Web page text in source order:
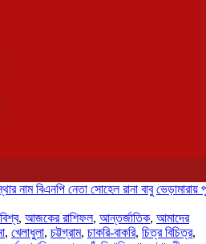
নেতা সোহেল রানা বাবু ভেড়ামারায়
, আজকের রাশিফল, আন্তর্জাতিক, আমাদের
, খেলাধুলা, চট্টগ্রাম, চাকরি-বাকরি, চিত্র বিচিত্র,